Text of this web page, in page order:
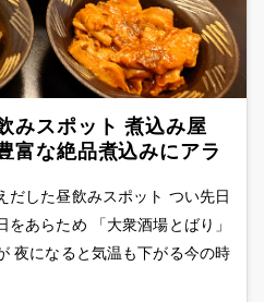
みスポット 煮込み屋
な絶品煮込みにアラ
だした昼飲みスポット つい先日
あらため 「大衆酒場とばり」
夜になると気温も下がる今の時